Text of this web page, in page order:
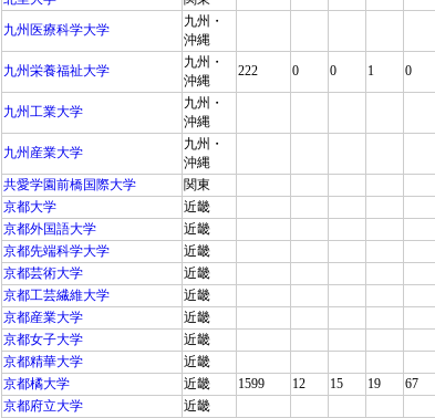
九州医療科学大学
九州・
沖縄
九州栄養福祉大学
九州・
沖縄
222 0 0 1 0
九州工業大学
九州・
沖縄
九州産業大学
九州・
沖縄
共愛学園前橋国際大学
関東
京都大学
近畿
京都外国語大学
近畿
京都先端科学大学
近畿
京都芸術大学
近畿
京都工芸繊維大学
近畿
京都産業大学
近畿
京都女子大学
近畿
京都精華大学
近畿
京都橘大学
近畿 1599 12 15 19 67
京都府立大学
近畿